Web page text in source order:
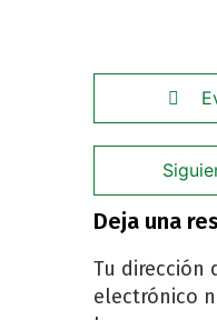
Deja una
Tu dirección
electrónico